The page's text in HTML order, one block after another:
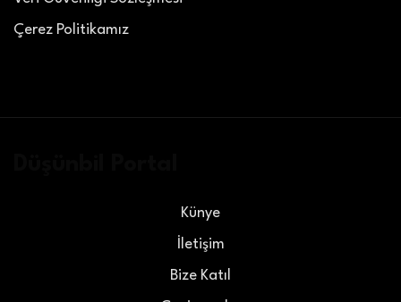
Çerez Politikamız
Künye
İletişim
Bize Katıl